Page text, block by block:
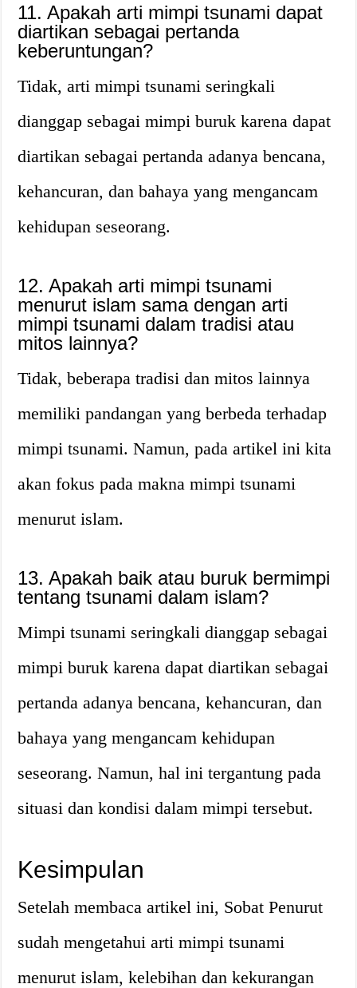
11. Apakah arti mimpi tsunami dapat
diartikan sebagai pertanda
keberuntungan?
Tidak, arti mimpi tsunami seringkali
dianggap sebagai mimpi buruk karena dapat
diartikan sebagai pertanda adanya bencana,
kehancuran, dan bahaya yang mengancam
kehidupan seseorang.
12. Apakah arti mimpi tsunami
menurut islam sama dengan arti
mimpi tsunami dalam tradisi atau
mitos lainnya?
Tidak, beberapa tradisi dan mitos lainnya
memiliki pandangan yang berbeda terhadap
mimpi tsunami. Namun, pada artikel ini kita
akan fokus pada makna mimpi tsunami
menurut islam.
13. Apakah baik atau buruk bermimpi
tentang tsunami dalam islam?
Mimpi tsunami seringkali dianggap sebagai
mimpi buruk karena dapat diartikan sebagai
pertanda adanya bencana, kehancuran, dan
bahaya yang mengancam kehidupan
seseorang. Namun, hal ini tergantung pada
situasi dan kondisi dalam mimpi tersebut.
Kesimpulan
Setelah membaca artikel ini, Sobat Penurut
sudah mengetahui arti mimpi tsunami
menurut islam, kelebihan dan kekurangan